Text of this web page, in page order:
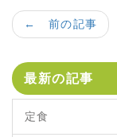
← 前の記事
最新の記事
定食